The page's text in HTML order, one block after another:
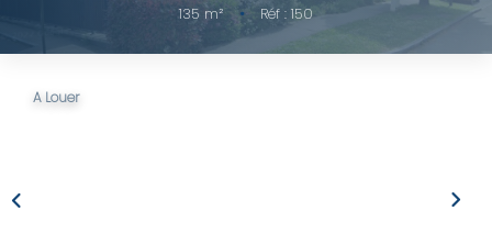
Nos Services
135 m² • Réf : 150
A Louer